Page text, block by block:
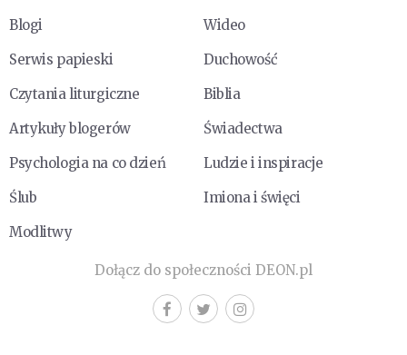
Blogi
Wideo
Serwis papieski
Duchowość
Czytania liturgiczne
Biblia
Artykuły blogerów
Świadectwa
Psychologia na co dzień
Ludzie i inspiracje
Ślub
Imiona i święci
Modlitwy
Dołącz do społeczności DEON.pl